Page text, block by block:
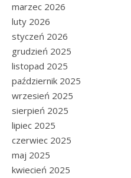
marzec 2026
luty 2026
styczeń 2026
grudzień 2025
listopad 2025
październik 2025
wrzesień 2025
sierpień 2025
lipiec 2025
czerwiec 2025
maj 2025
kwiecień 2025